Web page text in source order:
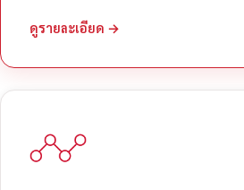
ดูรายละเอียด →